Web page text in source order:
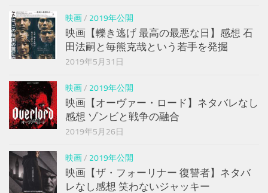
映画/ 2019年公開
映画【轢き逃げ 最高の最悪な日】感想 石
田法嗣と毎熊克哉という若手を発掘
2019年5月31日
映画/ 2019年公開
映画【オーヴァー・ロード】ネタバレなし
感想 ゾンビと戦争の融合
2019年5月26日
映画/ 2019年公開
映画【ザ・フォーリナー 復讐者】ネタバ
レなし感想 笑わないジャッキー